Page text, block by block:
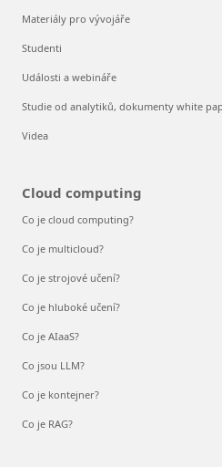
Materiály pro vývojáře
Studenti
Události a webináře
Studie od analytiků, dokumenty white
Videa
Cloud computing
Co je cloud computing?
Co je multicloud?
Co je strojové učení?
Co je hluboké učení?
Co je AIaaS?
Co jsou LLM?
Co je kontejner?
Co je RAG?